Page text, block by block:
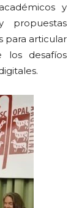
y
propuestas
para articular
desafíos